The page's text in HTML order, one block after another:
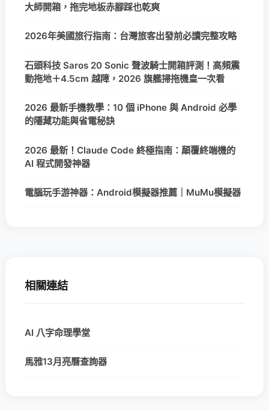
大師開箱，拖完地板赤腳踩也乾爽
2026年美國旅行指南：台灣旅客出發前必讀完整攻略
石頭科技 Saros 20 Sonic 聲波騎士開箱評測！高頻震
動拖地＋4.5cm 越障，2026 旗艦掃拖機皇一次看
2026 最新手機教學：10 個 iPhone 與 Android 必學
的隱藏功能與省電秘訣
2026 最新！Claude Code 終極指南：顛覆終端機的
AI 程式開發神器
電腦玩手游神器：Android模擬器推薦｜MuMu模擬器
相關連結
AI 八字命理學堂
馬雅13月亮曆查詢器